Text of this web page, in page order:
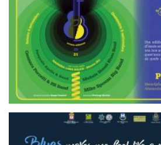
BBF 2019 PHOTOBOOK